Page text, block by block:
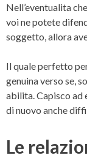
Nell’eventualita
voi ne potete
soggetto, allora
Il quale perfetto
genuina verso se,
abilita. Capisco ad
di nuovo anche
Le